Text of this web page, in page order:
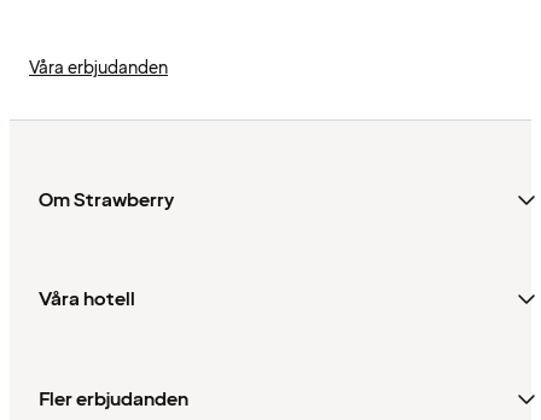
Våra erbjudanden
Om Strawberry
Våra hotell
Fler erbjudanden